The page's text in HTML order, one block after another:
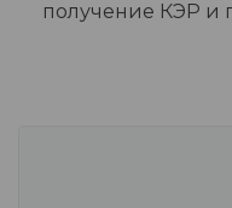
получение КЭР и